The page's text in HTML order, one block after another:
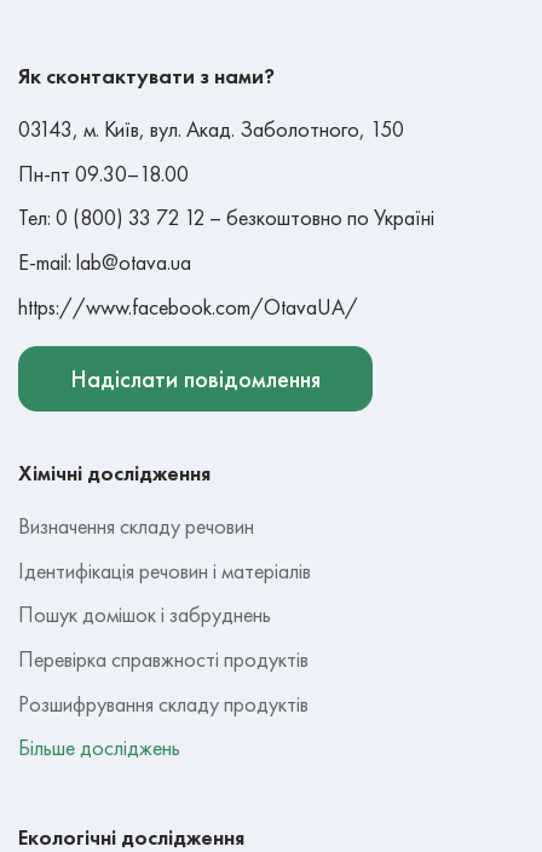
Як сконтактувати з нами?
03143, м. Київ, вул. Акад. Заболотного, 150
Пн-пт 09.30–18.00
Тел: 0 (800) 33 72 12 – безкоштовно по Україні
E-mail: lab@otava.ua
https://www.facebook.com/OtavaUA/
Надіслати повідомлення
Хімічні дослідження
Визначення складу речовин
Ідентифікація речовин і матеріалів
Пошук домішок і забруднень
Перевірка справжності продуктів
Розшифрування складу продуктів
Більше досліджень
Екологічні дослідження